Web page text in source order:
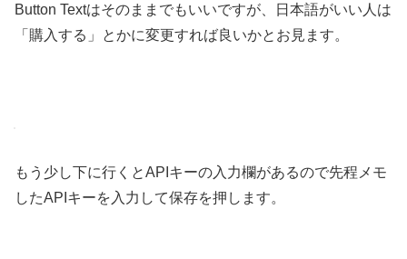
Button Textはそのままでもいいですが、日本語がいい人は
「購入する」とかに変更すれば良いかとお見ます。
もう少し下に行くとAPIキーの入力欄があるので先程メモ
したAPIキーを入力して保存を押します。